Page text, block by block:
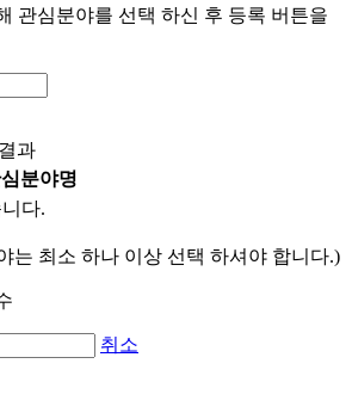
관심분야를 선택 하신 후 등록 버튼을
과
분야명
다.
는 최소 하나 이상 선택 하셔야 합니다.)
취소